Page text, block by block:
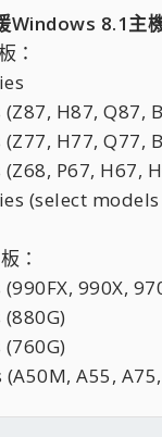
Windows 8.1主
：
(Z87, H87, Q87,
(Z77, H77, Q77,
(Z68, P67, H67,
(select
：
(990FX, 990X,
(880G)
(760G)
(A50M, A55,